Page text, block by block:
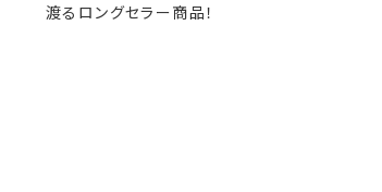
渡るロングセラー商品！